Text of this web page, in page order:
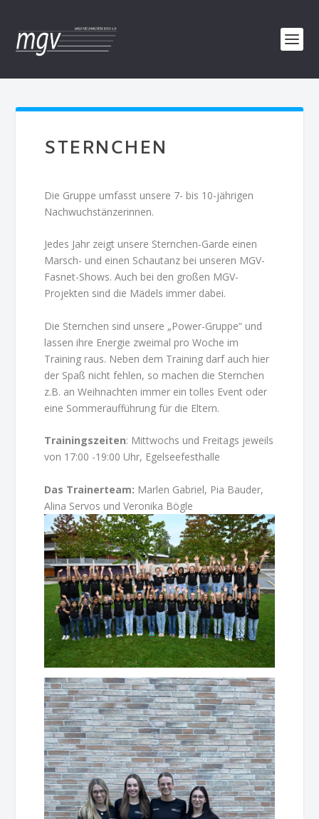
STERNCHEN
Die Gruppe umfasst unsere 7- bis 10-jährigen
Nachwuchstänzerinnen.
Jedes Jahr zeigt unsere Sternchen-Garde einen
Marsch- und einen Schautanz bei unseren MGV-
Fasnet-Shows. Auch bei den großen MGV-
Projekten sind die Mädels immer dabei.
Die Sternchen sind unsere „Power-Gruppe“ und
lassen ihre Energie zweimal pro Woche im
Training raus. Neben dem Training darf auch hier
der Spaß nicht fehlen, so machen die Sternchen
z.B. an Weihnachten immer ein tolles Event oder
eine Sommeraufführung für die Eltern.
Trainingszeiten: Mittwochs und Freitags jeweils
von 17:00 -19:00 Uhr, Egelseefesthalle
Das Trainerteam: Marlen Gabriel, Pia Bauder,
Alina Servos und Veronika Bögle